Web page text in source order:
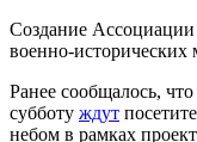
Создание Ассоциации
военно-исторических
Ранее сообщалось,
субботу ждут
небом в рамках